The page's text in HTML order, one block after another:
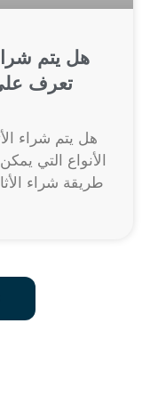
هل يتم
تعرف على
هل يتم شراء
الأنواع التي
طريقة شراء